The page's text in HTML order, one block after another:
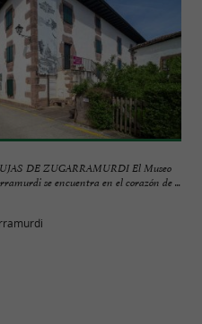
DE ZUGARRAMURDI El Museo
se encuentra en el corazón de ...